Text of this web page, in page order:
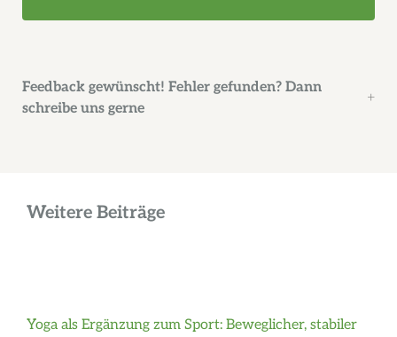
Feedback gewünscht! Fehler gefunden? Dann
schreibe uns gerne
Weitere Beiträge
Yoga als Ergänzung zum Sport: Beweglicher, stabiler